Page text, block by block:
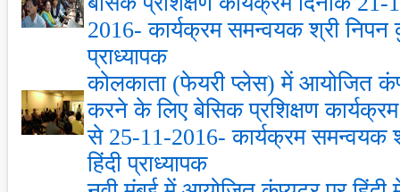
2016- कार्यक्रम समन्‍वयक श्री निपन
प्राध्‍यापक
कोलकाता (फेयरी प्‍लेस) में आयोजित
करने के लिए बेसिक प्रशिक्षण
से 25-11-2016- कार्यक्रम समन्‍वयक
हिंदी प्राध्‍यापक